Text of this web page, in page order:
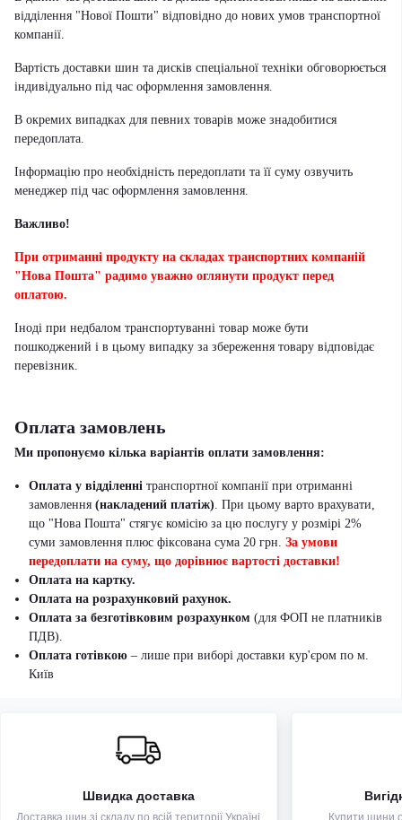
відділення "Нової Пошти" відповідно до нових умов транспортної
компанії.
Вартість доставки шин та дисків спеціальної техніки обговорюється
індивідуально під час оформлення замовлення.
В окремих випадках для певних товарів може знадобитися
передоплата.
Інформацію про необхідність передоплати та її суму озвучить
менеджер під час оформлення замовлення.
Важливо!
При отриманні продукту на складах транспортних компаній
"Нова Пошта" радимо уважно оглянути продукт перед
оплатою.
Іноді при недбалом транспортуванні товар може бути
пошкоджений і в цьому випадку за збереження товару відповідає
перевізник.
Оплата замовлень
Ми пропонуємо кілька варіантів оплати замовлення:
Оплата у відділенні транспортної компанії при отриманні
замовлення (накладений платіж). При цьому варто врахувати,
що "Нова Пошта" стягує комісію за цю послугу у розмірі 2%
суми замовлення плюс фіксована сума 20 грн. За умови
передоплати на суму, що дорівнює вартості доставки!
Оплата на картку.
Оплата на розрахунковий рахунок.
Оплата за безготівковим розрахунком (для ФОП не платників
ПДВ).
Оплата готівкою – лише при виборі доставки кур'єром по м.
Київ
Швидка доставка
Доставка шин зі складу по всій території Україні Купити шини